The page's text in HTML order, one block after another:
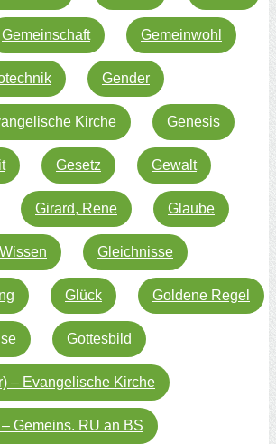
Gemeinschaft Gemeinwohl
Gender
Kirche Genesis
Gesetz Gewalt
Girard, Rene Glaube
Gleichnisse
Glück Goldene Regel
Gottesbild
– Evangelische Kirche
Gemeins. RU an BS